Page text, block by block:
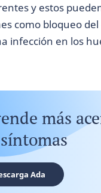
y estos
como bloqueo
infección en los
más
Ada